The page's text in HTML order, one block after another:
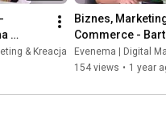
& Kreacja
Biznes,
Commerce -
Opolski
Evenema | Digital
154 views • 1 year